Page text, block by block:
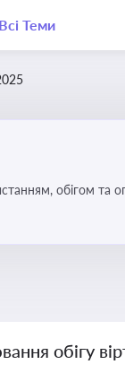
Всі Теми
обігом та
обігу